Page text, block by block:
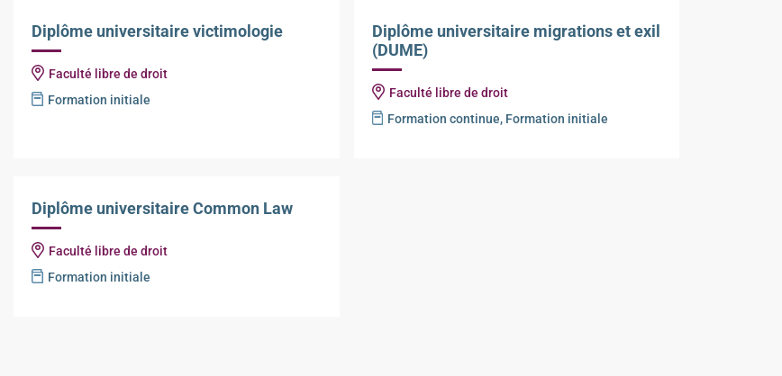
Diplôme universitaire victimologie
Faculté libre de droit
Formation initiale
Diplôme universitaire migrations et exil
(DUME)
Faculté libre de droit
Formation continue, Formation initiale
Diplôme universitaire Common Law
Faculté libre de droit
Formation initiale